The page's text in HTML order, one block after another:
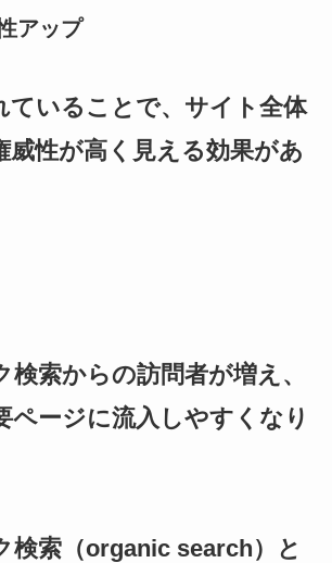
アップ
ていることで、サイト全体
威性が高く見える効果があ
検索からの訪問者が増え、
ページに流入しやすくなり
検索（organic search）と